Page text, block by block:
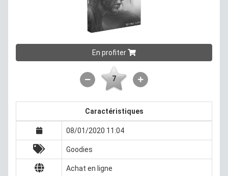
En profiter
7
Caractéristiques
08/01/2020 11:04
Goodies
Achat en ligne